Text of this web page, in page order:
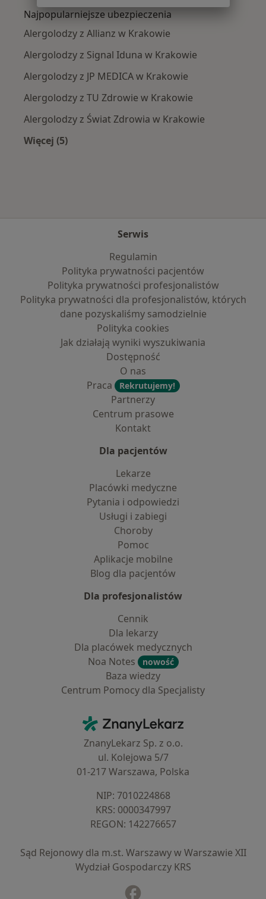
Najpopularniejsze ubezpieczenia
Alergolodzy z Allianz w Krakowie
Alergolodzy z Signal Iduna w Krakowie
Alergolodzy z JP MEDICA w Krakowie
Alergolodzy z TU Zdrowie w Krakowie
Alergolodzy z Świat Zdrowia w Krakowie
Więcej (5)
Serwis
Regulamin
Polityka prywatności pacjentów
Polityka prywatności profesjonalistów
Polityka prywatności dla profesjonalistów, których
dane pozyskaliśmy samodzielnie
Polityka cookies
Jak działają wyniki wyszukiwania
Dostępność
O nas
Praca
Rekrutujemy!
Partnerzy
Centrum prasowe
Kontakt
Dla pacjentów
Lekarze
Placówki medyczne
Pytania i odpowiedzi
Usługi i zabiegi
Choroby
Pomoc
Aplikacje mobilne
Blog dla pacjentów
Dla profesjonalistów
Cennik
Dla lekarzy
Dla placówek medycznych
Noa Notes
nowość
Baza wiedzy
Centrum Pomocy dla Specjalisty
ZnanyLekarz - Strona główna
ZnanyLekarz Sp. z o.o.
ul. Kolejowa 5/7
01-217 Warszawa, Polska
NIP: ⁠7010224868
KRS: ⁠0000347997
REGON: ⁠142276657
Sąd Rejonowy dla m.st. Warszawy w Warszawie XII
Wydział Gospodarczy KRS